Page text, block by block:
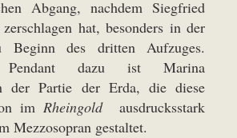
Abgang, nachdem Siegfried
hat, besonders in der
Beginn des dritten Aufzuges.
Pendant dazu ist Marina
der Partie der Erda, die diese
im Rheingoldausdrucksstark
Mezzosopran gestaltet.